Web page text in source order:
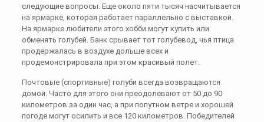
следующие вопросы. Еще около пяти тысяч насчитывается
на ярмарке, которая работает параллельно с выставкой.
На ярмарке любители этого хобби могут купить или
обменять голубей. Банк срывает тот голубевод, чья птица
продержалась в воздухе дольше всех и
продемонстрировала при этом красивый полет.
Почтовые (спортивные) голуби всегда возвращаются
домой. Часто для этого они преодолевают от 50 до 90
километров за один час, а при попутном ветре и хорошей
погоде могут осилить и все 120 километров. Победителей